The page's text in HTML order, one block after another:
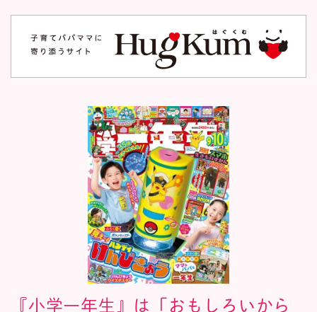
『小学一年生』は「おもしろいから